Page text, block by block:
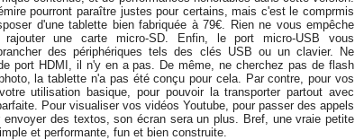
pourront paraître justes pour certains, mais c'est le comprmis
d'une tablette bien fabriquée à 79€. Rien ne vous empêche
rajouter une carte micro-SD. Enfin, le port micro-USB vous
des périphériques tels des clés USB ou un clavier. Ne
port HDMI, il n'y en a pas. De même, ne cherchez pas de flash
la tablette n'a pas été conçu pour cela. Par contre, pour vos
utilisation basique, pour pouvoir la transporter partout avec
Pour visualiser vos vidéos Youtube, pour passer des appels
envoyer des textos, son écran sera un plus. Bref, une vraie petite
et performante, fun et bien construite.